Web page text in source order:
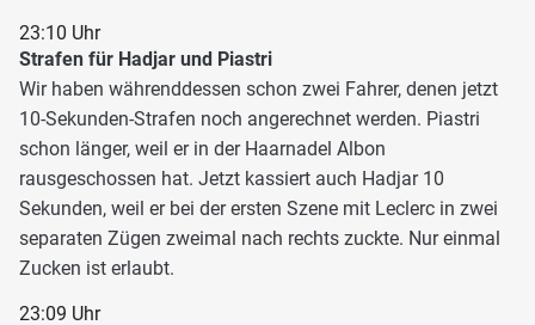
23:10 Uhr
Strafen für Hadjar und Piastri
Wir haben währenddessen schon zwei Fahrer, denen jetzt
10-Sekunden-Strafen noch angerechnet werden. Piastri
schon länger, weil er in der Haarnadel Albon
rausgeschossen hat. Jetzt kassiert auch Hadjar 10
Sekunden, weil er bei der ersten Szene mit Leclerc in zwei
separaten Zügen zweimal nach rechts zuckte. Nur einmal
Zucken ist erlaubt.
23:09 Uhr